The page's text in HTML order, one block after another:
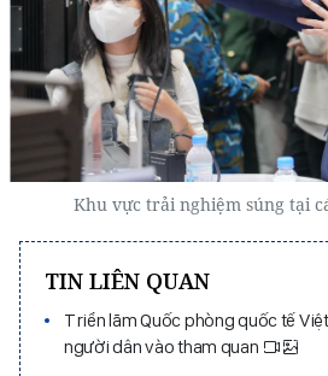
Khu vực trải nghiệm súng tại
TIN LIÊN QUAN
Triển lãm Quốc phòng quốc tế
người dân vào tham quan